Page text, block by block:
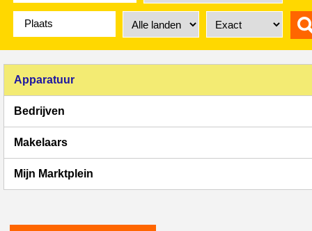
Apparatuur
Bedrijven
Makelaars
Mijn Marktplein